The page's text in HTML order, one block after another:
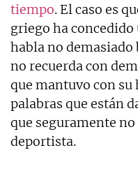
tiempo. El caso es
griego ha
habla no demasiado
no recuerda con
que mantuvo con su
palabras que están
que seguramente
deportista.